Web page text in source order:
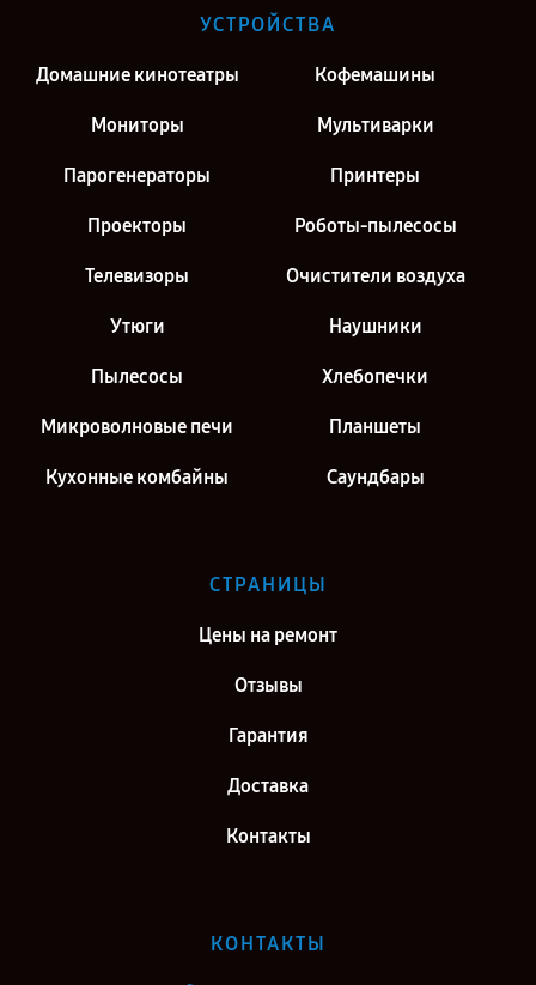
Ремонт кухонного комбайна Philips в г. Киров
УСТРОЙСТВА
Домашние кинотеатры Кофемашины
Мониторы Мультиварки
Парогенераторы Принтеры
Проекторы Роботы-пылесосы
Телевизоры Очистители воздуха
Утюги Наушники
Пылесосы Хлебопечки
Микроволновые печи Планшеты
Кухонные комбайны Саундбары
СТРАНИЦЫ
Цены на ремонт
Отзывы
Гарантия
Доставка
Контакты
КОНТАКТЫ